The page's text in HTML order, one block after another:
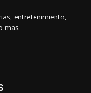
entretenimiento,
mas.